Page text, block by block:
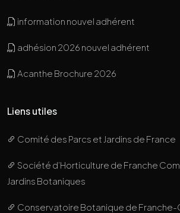
information nouvel adhérent
adhésion 2026 nouvel adhérent
Acanthe Brochure 2026
Liens utiles
Comité des Parcs et Jardins de France
Société d’Horticulture de Franche
Jardins Botaniques
Conservatoire Botanique de